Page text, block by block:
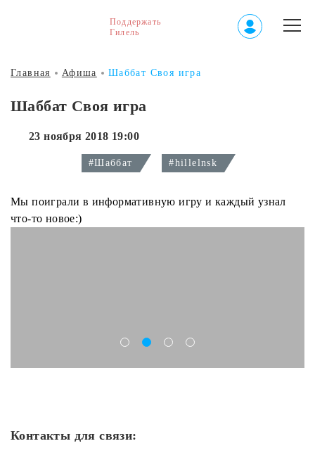
Поддержать
Гилель
Главная Афиша Шаббат Своя игра
Шаббат Своя игра
23 ноября 2018 19:00
#Шаббат #hillelnsk
Мы поиграли в информативную игру и каждый узнал
что-то новое:)
Контакты для связи: